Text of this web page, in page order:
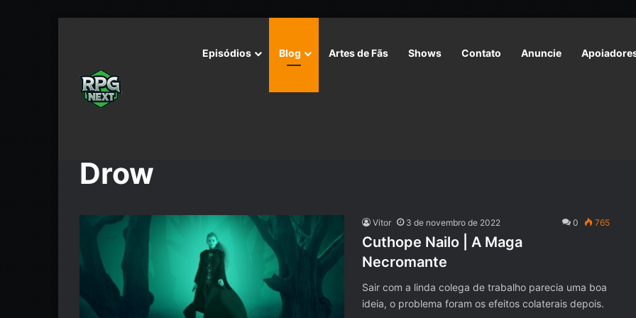
Episódios Blog Artes de Fãs Shows Contato Anuncie
Drow
Vitor 3 de novembro de 2022 0 765
Cuthope Nailo | A Maga
Necromante
Sair com a linda colega de trabalho parecia uma boa
ideia, o problema foram os efeitos colaterais depois.